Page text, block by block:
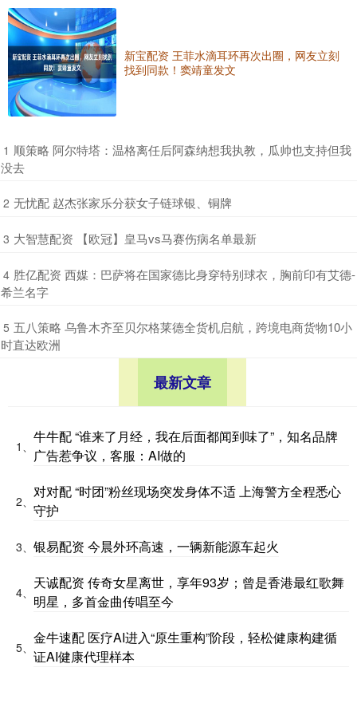
新宝配资 王菲水滴耳环再次出圈，网友立刻
找到同款！窦靖童发文
1 ​顺策略 阿尔特塔：温格离任后阿森纳想我执教，瓜帅也支持但我
没去
2 ​无忧配 赵杰张家乐分获女子链球银、铜牌
3 ​大智慧配资 【欧冠】皇马vs马赛伤病名单最新
4 ​胜亿配资 西媒：巴萨将在国家德比身穿特别球衣，胸前印有艾德-
希兰名字
5 ​五八策略 乌鲁木齐至贝尔格莱德全货机启航，跨境电商货物10小
时直达欧洲
最新文章
1、
牛牛配 “谁来了月经，我在后面都闻到味了”，知名品牌
广告惹争议，客服：AI做的
2、
对对配 “时团”粉丝现场突发身体不适 上海警方全程悉心
守护
3、 银易配资 今晨外环高速，一辆新能源车起火
4、
天诚配资 传奇女星离世，享年93岁；曾是香港最红歌舞
明星，多首金曲传唱至今
5、
金牛速配 医疗AI进入“原生重构”阶段，轻松健康构建循
证AI健康代理样本